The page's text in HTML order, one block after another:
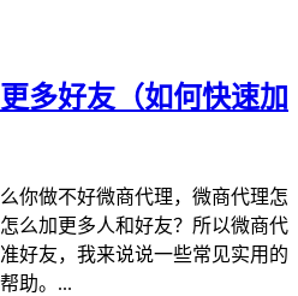
多好友（如何快速加
你做不好微商代理，微商代理怎
么加更多人和好友？所以微商代
好友，我来说说一些常见实用的
助。...